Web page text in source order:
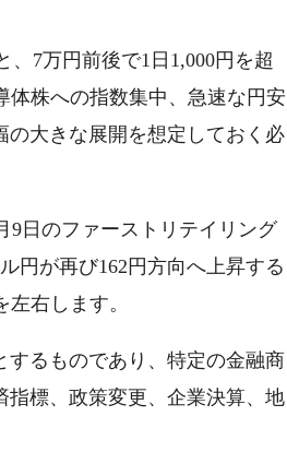
、7万円前後で1日1,000円を超
体株への指数集中、急速な円安
の大きな展開を想定しておく必
9日のファーストリテイリング
円が再び162円方向へ上昇する
右します。
るものであり、特定の金融商
指標、政策変更、企業決算、地